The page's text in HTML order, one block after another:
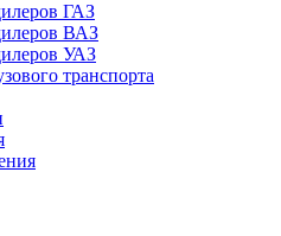
ГАЗ
ВАЗ
УАЗ
транспорта